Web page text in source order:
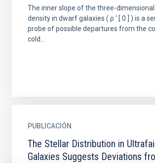
The inner slope of the three-
density in dwarf galaxies ( ρ ' [ 0 ] ) is a
probe of possible departures from the
cold...
PUBLICACIÓN
The Stellar Distribution in
Galaxies Suggests Deviations